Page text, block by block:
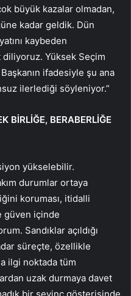
büyük kazalar olmadan,
kadar geldik. Dün
kaybeden
diliyoruz. Yüksek Seçim
ifadesiyle şu ana
ilerlediği söyleniyor.”
BİRLİĞE, BERABERLİĞE
yükselebilir.
durumlar ortaya
koruması, itidalli
güven içinde
Sandıklar açıldığı
süreçte, özellikle
ilgi noktada tüm
uzak durmaya davet